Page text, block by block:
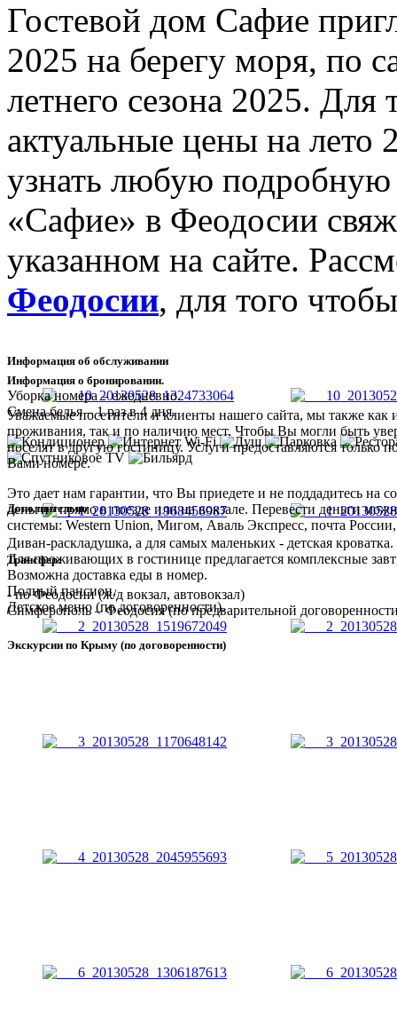
Гостевой дом Сафие
2025 на берегу моря, по
летнего сезона 2025. Для
актуальные цены на лето
узнать любую
«Сафие» в Феодосии
указанном на сайте.
Феодосии, для того
Информация об обслуживании
Уборка номера – ежедневно.
Смена белья – 1 раз в 4 дня.
Дополнительно
Диван-раскладушка, а для самых маленьких - детская кроватка.
Для проживающих в гостинице предлагается комплексные
Возможна доставка еды в номер.
Полный пансион.
Детское меню (по договоренности).
Информация о бронировании.
Уважаемые посетители и клиенты нашего сайта, мы также
проживания, так и по наличию мест. Чтобы Вы могли быть
поселят в другую гостиницу. Услуги предоставляются
Вами номере.
Это дает нам гарантии, что Вы приедете и не поддадитесь
деньги» прямо в поезде или на вокзале. Перевести деньги
системы: Western Union, Мигом, Аваль Экспресс, почта
Трансфер:
- по Феодосии (ж/д вокзал, автовокзал)
Симферополь – Феодосия (по предварительной
Экскурсии по Крыму (по договоренности)